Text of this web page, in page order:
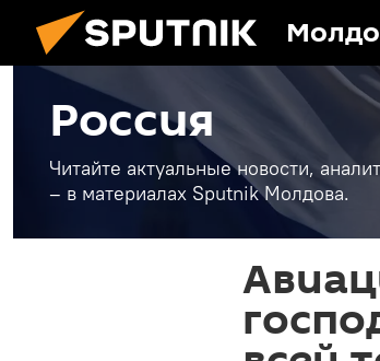
Россия
Читайте актуальные новости,
– в материалах Sputnik Молдова.